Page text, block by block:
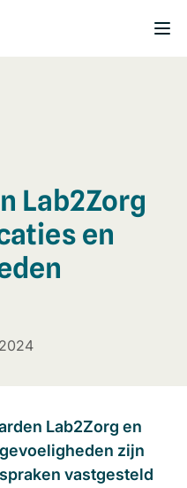
Lab2Zorg
en
Lab2Zorg en
zijn
vastgesteld